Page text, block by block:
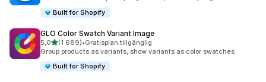
Built for Shopify
GLO Color Swatch Variant Image
5,0av 5 stjärnor
(1 689)
1689 recensioner totalt
•Gratisplan tillgänglig
Group products as variants, show variants as color swatches
Built for Shopify